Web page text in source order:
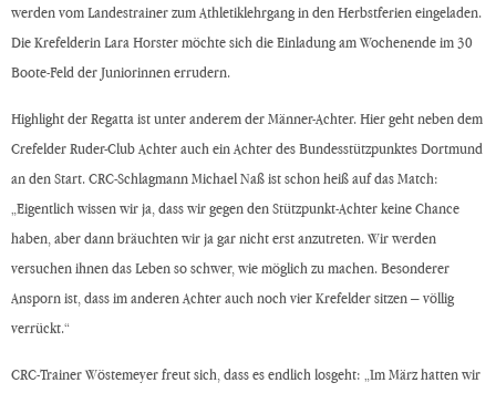
werden vom Landestrainer zum Athletiklehrgang in den Herbstferien eingeladen.
Die Krefelderin Lara Horster möchte sich die Einladung am Wochenende im 30
Boote-Feld der Juniorinnen errudern.
Highlight der Regatta ist unter anderem der Männer-Achter. Hier geht neben dem
Crefelder Ruder-Club Achter auch ein Achter des Bundesstützpunktes Dortmund
an den Start. CRC-Schlagmann Michael Naß ist schon heiß auf das Match:
„Eigentlich wissen wir ja, dass wir gegen den Stützpunkt-Achter keine Chance
haben, aber dann bräuchten wir ja gar nicht erst anzutreten. Wir werden
versuchen ihnen das Leben so schwer, wie möglich zu machen. Besonderer
Ansporn ist, dass im anderen Achter auch noch vier Krefelder sitzen – völlig
verrückt.“
CRC-Trainer Wöstemeyer freut sich, dass es endlich losgeht: „Im März hatten wir